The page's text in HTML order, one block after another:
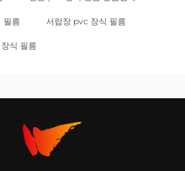
필름 서랍장 pvc 장식 필름
식 필름